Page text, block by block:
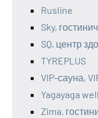
Rusline
Sky,
SQ, центр
TYREPLUS
VIP-сауна,
Yagayaga
Zima,